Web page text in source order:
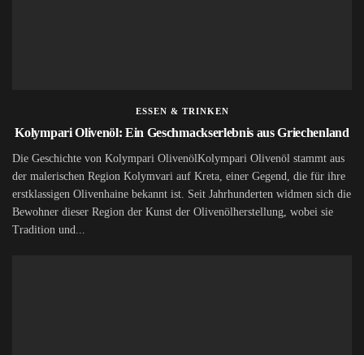
ESSEN & TRINKEN
Kolympari Olivenöl: Ein Geschmackserlebnis aus Griechenland
Die Geschichte von Kolympari OlivenölKolympari Olivenöl stammt aus
der malerischen Region Kolymvari auf Kreta, einer Gegend, die für ihre
erstklassigen Olivenhaine bekannt ist. Seit Jahrhunderten widmen sich die
Bewohner dieser Region der Kunst der Olivenölherstellung, wobei sie
Tradition und...